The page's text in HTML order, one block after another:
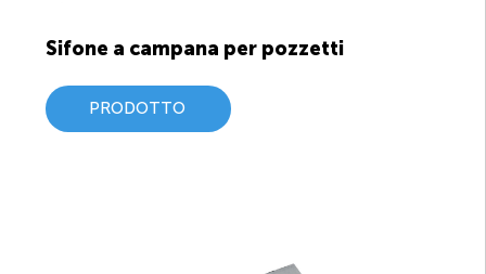
Sifone a campana per pozzetti
PRODOTTO